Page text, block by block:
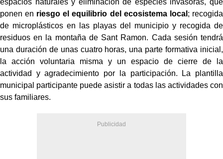
ponen en riesgo el equilibrio del ecosistema local ; recogida
de microplásticos en las playas del municipio y recogida de
residuos en la montaña de Sant Ramon. Cada sesión tendrá
una duración de unas cuatro horas, una parte formativa inicial,
la acción voluntaria misma y un espacio de cierre de la
actividad y agradecimiento por la participación. La plantilla
municipal participante puede asistir a todas las actividades con
sus familiares.